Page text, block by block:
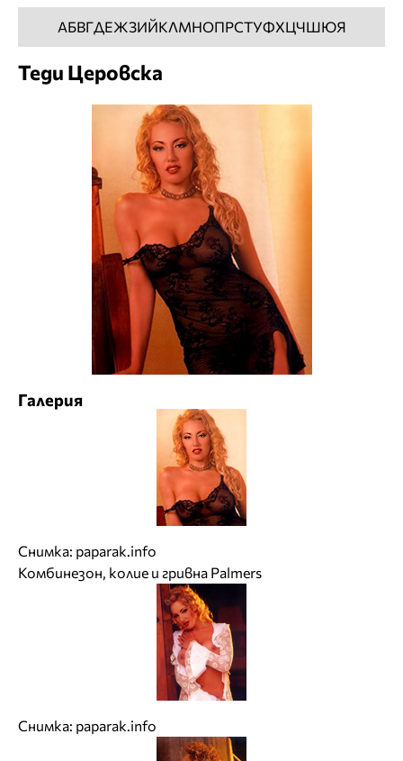
АБВГДЕЖЗИЙКЛМНОПРСТУФХЦЧШЮЯ
Теди Церовска
Галерия
Снимка: paparak.info
Комбинезон, колие и гривна Palmers
Снимка: paparak.info